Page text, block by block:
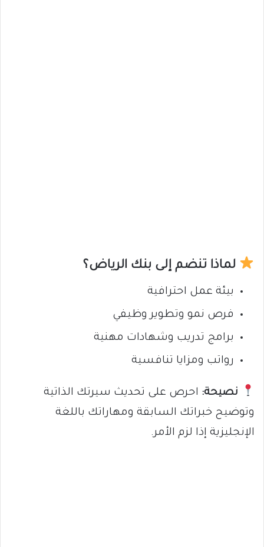
لماذا تنضم إلى بنك الرياض؟
بيئة عمل احترافية
فرص نمو وتطوير وظيفي
برامج تدريب وشهادات مهنية
رواتب ومزايا تنافسية
نصيحة: احرص على تحديث سيرتك الذاتية
وتوضيح خبراتك السابقة ومهاراتك باللغة
الإنجليزية إذا لزم الأمر.